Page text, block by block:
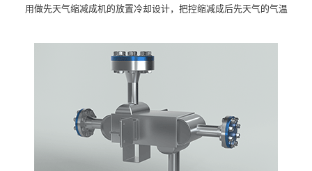
用做先天气缩减成机的放置冷却设计，把控缩减成后先天气的气温